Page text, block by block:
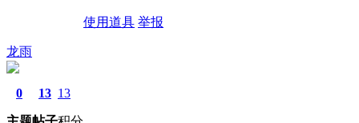
使用道具 举报
龙雨
0 13 13